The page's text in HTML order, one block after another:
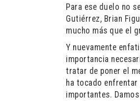
Para ese duelo no
Gutiérrez, Brian
mucho más que el
Y nuevamente
importancia
tratar de poner el
ha tocado
importantes.